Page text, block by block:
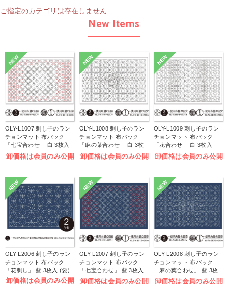
ご指定のカテゴリは存在しません
New Items
NEW
OLY-L1007 刺し子のラン
チョンマット 布パック
「七宝合わせ」 白 3枚入
(袋)
卸価格は会員のみ公開
NEW
OLY-L1008 刺し子のラン
チョンマット 布パック
「麻の葉合わせ」 白 3枚
入 (袋)
卸価格は会員のみ公開
NEW
OLY-L1009 刺し子のラン
チョンマット 布パック
「花合わせ」 白 3枚入
(袋)
卸価格は会員のみ公開
NEW
OLY-L2006 刺し子のラン
チョンマット 布パック
「花刺し」 藍 3枚入 (袋)
卸価格は会員のみ公開
NEW
OLY-L2007 刺し子のラン
チョンマット 布パック
「七宝合わせ」 藍 3枚入
(袋)
卸価格は会員のみ公開
NEW
OLY-L2008 刺し子のラン
チョンマット 布パック
「麻の葉合わせ」 藍 3枚
入 (袋)
卸価格は会員のみ公開